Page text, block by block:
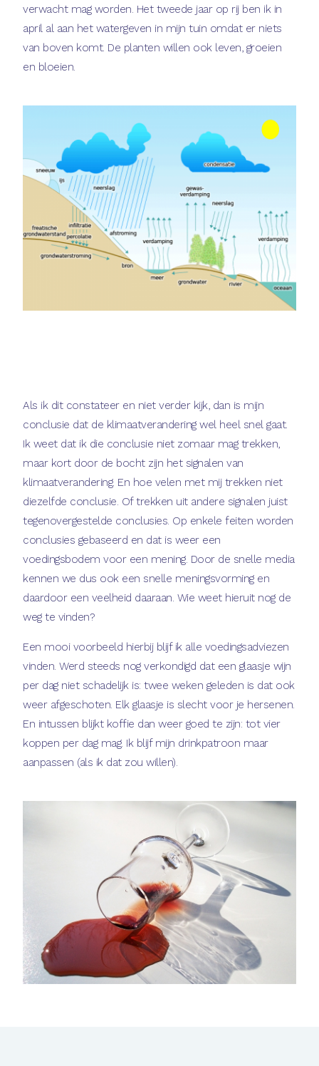
verwacht mag worden. Het tweede jaar op rij ben ik in
april al aan het watergeven in mijn tuin omdat er niets
van boven komt. De planten willen ook leven, groeien
en bloeien.
Als ik dit constateer en niet verder kijk, dan is mijn
conclusie dat de klimaatverandering wel heel snel gaat.
Ik weet dat ik die conclusie niet zomaar mag trekken,
maar kort door de bocht zijn het signalen van
klimaatverandering. En hoe velen met mij trekken niet
diezelfde conclusie. Of trekken uit andere signalen juist
tegenovergestelde conclusies. Op enkele feiten worden
conclusies gebaseerd en dat is weer een
voedingsbodem voor een mening. Door de snelle media
kennen we dus ook een snelle meningsvorming en
daardoor een veelheid daaraan. Wie weet hieruit nog de
weg te vinden?
Een mooi voorbeeld hierbij blijf ik alle voedingsadviezen
vinden. Werd steeds nog verkondigd dat een glaasje wijn
per dag niet schadelijk is: twee weken geleden is dat ook
weer afgeschoten. Elk glaasje is slecht voor je hersenen.
En intussen blijkt koffie dan weer goed te zijn: tot vier
koppen per dag mag. Ik blijf mijn drinkpatroon maar
aanpassen (als ik dat zou willen).